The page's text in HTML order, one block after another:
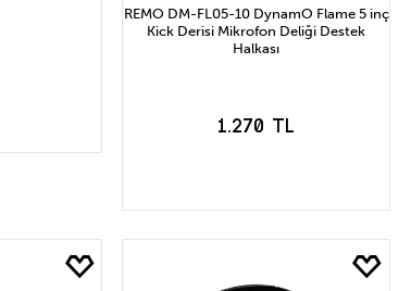
REMO DM-FL05-10 DynamO Flame 5 inç
Kick Derisi Mikrofon Deliği Destek
Halkası
1.270 TL
SEPETE EKLE